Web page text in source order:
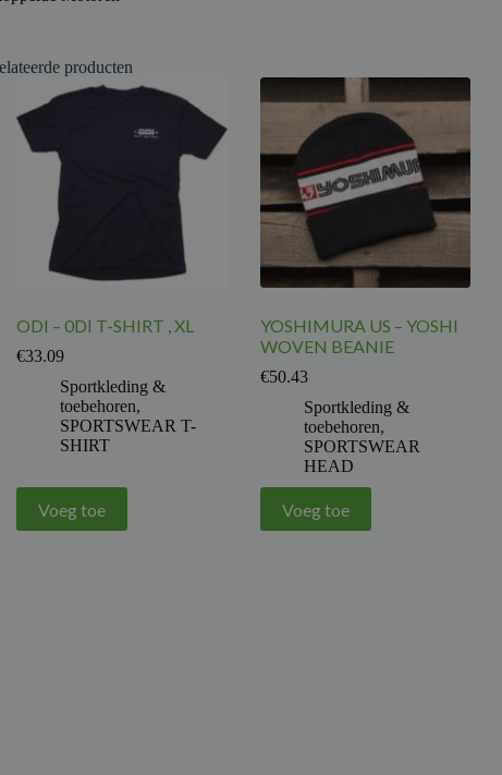
producten
ODI – 0DI T-SHIRT , XL
€33.09
Sportkleding &
toebehoren,
SPORTSWEAR T-
SHIRT
Voeg toe
YOSHIMURA US – YOSHI
WOVEN BEANIE
€50.43
Sportkleding &
toebehoren,
SPORTSWEAR
HEAD
Voeg toe